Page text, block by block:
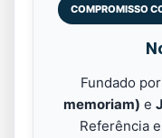
COMPROMISSO
Fundado por
memoriam) e
Referência